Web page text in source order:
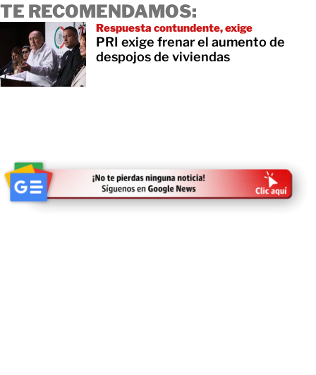
TE RECOMENDAMOS:
Respuesta contundente, exige
PRI exige frenar el aumento de
despojos de viviendas